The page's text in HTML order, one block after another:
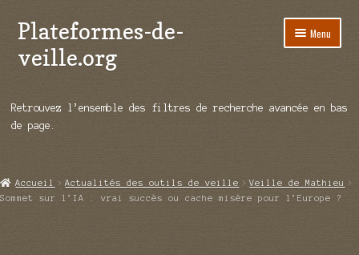
Aller
à
la
Aller
au
contenu
Plateformes-de-
veille.org
Menu
Répertoire d’ouitils
Démos vidéos
Ouvrir
Retrouvez l’ensemble des filtres de recherche avancée en bas
de page.
Accueil Actualités des outils de veille
Veille de Mathieu
Sommet sur l’IA : vrai succès ou cache misère pour l’Europe ?